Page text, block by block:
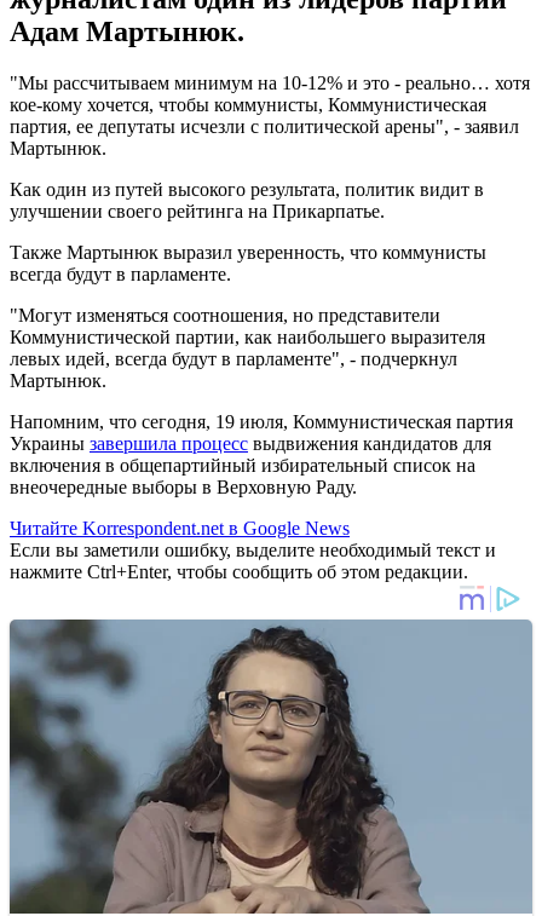
Адам Мартынюк.
"Мы рассчитываем минимум на 10-12% и это - реально… хотя
кое-кому хочется, чтобы коммунисты, Коммунистическая
партия, ее депутаты исчезли с политической арены", - заявил
Мартынюк.
Как один из путей высокого результата, политик видит в
улучшении своего рейтинга на Прикарпатье.
Также Мартынюк выразил уверенность, что коммунисты
всегда будут в парламенте.
"Могут изменяться соотношения, но представители
Коммунистической партии, как наибольшего выразителя
левых идей, всегда будут в парламенте", - подчеркнул
Мартынюк.
Напомним, что сегодня, 19 июля, Коммунистическая партия
Украины завершила процесс выдвижения кандидатов для
включения в общепартийный избирательный список на
внеочередные выборы в Верховную Раду.
Читайте Korrespondent.net в Google News
Если вы заметили ошибку, выделите необходимый текст и
нажмите Ctrl+Enter, чтобы сообщить об этом редакции.